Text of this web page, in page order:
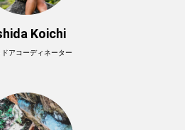
Koichi
ドアコーディネーター